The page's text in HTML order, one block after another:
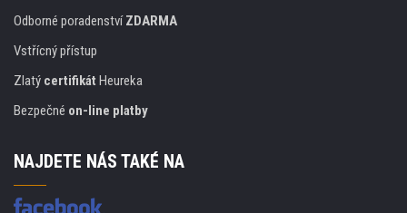
Odborné poradenstvíZDARMA
Vstřícný přístup
Zlatý certifikát Heureka
Bezpečné on-line platby
NAJDETE NÁS TAKÉ NA